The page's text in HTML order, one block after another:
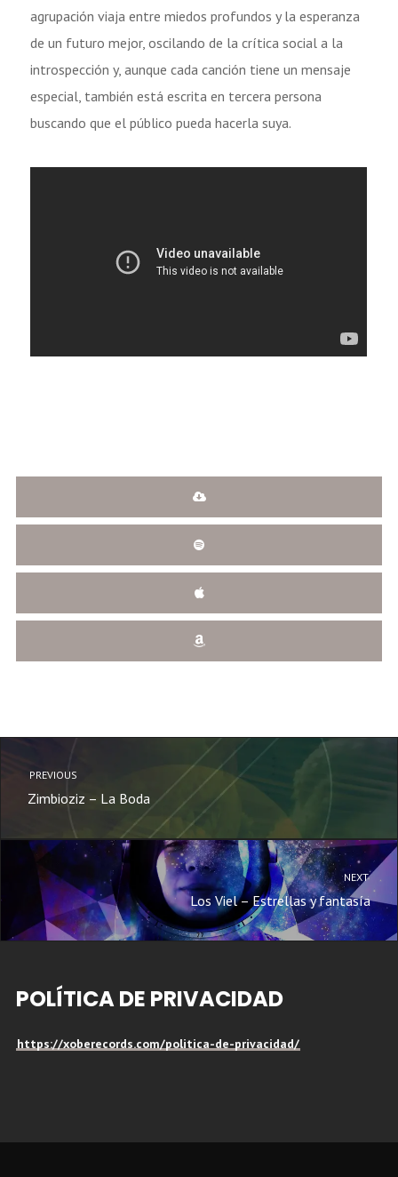
agrupación viaja entre miedos profundos y la esperanza
de un futuro mejor, oscilando de la crítica social a la
introspección y, aunque cada canción tiene un mensaje
especial, también está escrita en tercera persona
buscando que el público pueda hacerla suya.
PREVIOUS
Zimbioziz – La Boda
NEXT
Los Viel – Estrellas y fantasía
POLÍTICA DE PRIVACIDAD
https://xoberecords.com/politica-de-privacidad/